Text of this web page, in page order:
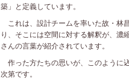
築 」と定義しています。
これは、設計チームを率いた故・林
り、そこには空間に対する解釈が、濃
さんの言葉が紹介されています。
作った方たちの思いが、このように
次第です。